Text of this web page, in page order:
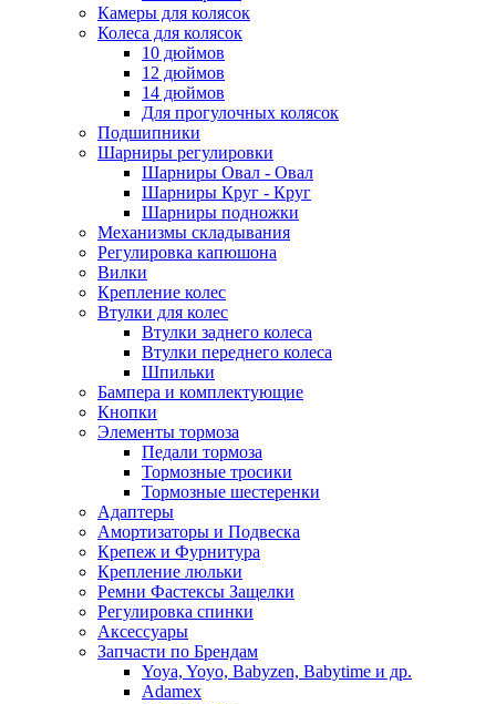
Камеры для колясок
Колеса для колясок
10 дюймов
12 дюймов
14 дюймов
Для прогулочных колясок
Подшипники
Шарниры регулировки
Шарниры Овал - Овал
Шарниры Круг - Круг
Шарниры подножки
Механизмы складывания
Регулировка капюшона
Вилки
Крепление колес
Втулки для колес
Втулки заднего колеса
Втулки переднего колеса
Шпильки
Бампера и комплектующие
Кнопки
Элементы тормоза
Педали тормоза
Тормозные тросики
Тормозные шестеренки
Адаптеры
Амортизаторы и Подвеска
Крепеж и Фурнитура
Крепление люльки
Ремни Фастексы Защелки
Регулировка спинки
Аксессуары
Запчасти по Брендам
Yoya, Yoyo, Babyzen, Babytime и др.
Adamex